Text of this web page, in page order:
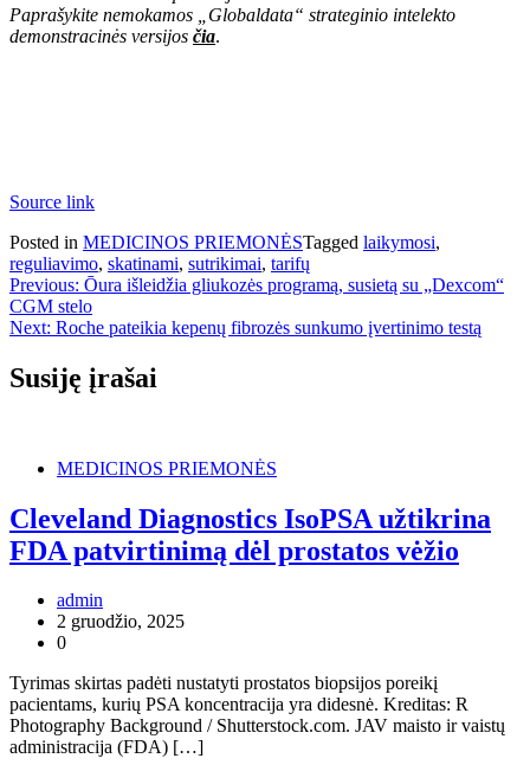
Paprašykite nemokamos „Globaldata“ strateginio intelekto
demonstracinės versijos čia.
Source link
Posted in MEDICINOS PRIEMONĖSTagged laikymosi,
reguliavimo, skatinami, sutrikimai, tarifų
Navigacija
tarp
Previous: Ōura išleidžia gliukozės programą, susietą su „Dexcom“
CGM stelo
Next: Roche pateikia kepenų fibrozės sunkumo įvertinimo testą
Susiję įrašai
MEDICINOS PRIEMONĖS
Cleveland Diagnostics IsoPSA užtikrina
FDA patvirtinimą dėl prostatos vėžio
admin
2 gruodžio, 2025
0
Tyrimas skirtas padėti nustatyti prostatos biopsijos poreikį
pacientams, kurių PSA koncentracija yra didesnė. Kreditas: R
Photography Background / Shutterstock.com. JAV maisto ir vaistų
administracija (FDA) […]